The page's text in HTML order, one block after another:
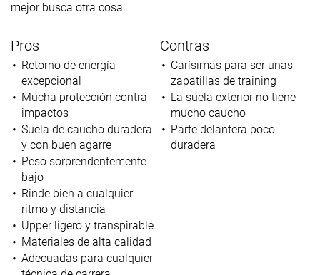
mejor busca otra cosa.
Pros
Retorno de energía
excepcional
Mucha protección contra
impactos
Suela de caucho duradera
y con buen agarre
Peso sorprendentemente
bajo
Rinde bien a cualquier
ritmo y distancia
Upper ligero y transpirable
Materiales de alta calidad
Adecuadas para cualquier
Contras
Carísimas para ser unas
zapatillas de training
La suela exterior no tiene
mucho caucho
Parte delantera poco
duradera